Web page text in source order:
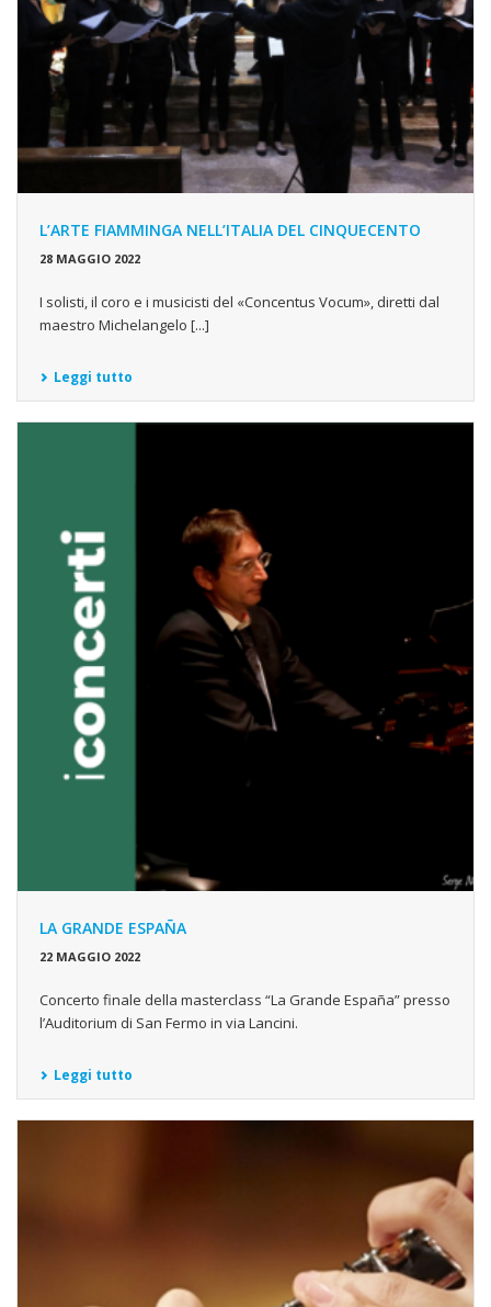
L’ARTE FIAMMINGA NELL’ITALIA DEL CINQUECENTO
28 MAGGIO 2022
I solisti, il coro e i musicisti del «Concentus Vocum», diretti dal
maestro Michelangelo [...]
Leggi tutto
LA GRANDE ESPAÑA
22 MAGGIO 2022
Concerto finale della masterclass “La Grande España” presso
l’Auditorium di San Fermo in via Lancini.
Leggi tutto